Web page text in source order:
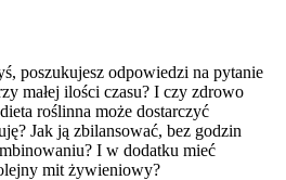
poszukujesz odpowiedzi na pytanie
małej ilości czasu? I czy zdrowo
roślinna może dostarczyć
Jak ją zbilansować, bez godzin
I w dodatku mieć
mit żywieniowy?